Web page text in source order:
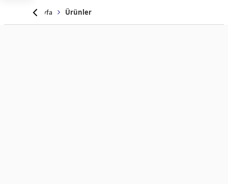
Anasayfa Ürünler